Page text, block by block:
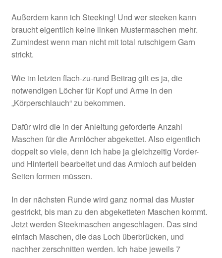
Außerdem kann ich Steeking! Und wer steeken kann
braucht eigentlich keine linken Mustermaschen mehr.
Zumindest wenn man nicht mit total rutschigem Garn
strickt.
Wie im letzten flach-zu-rund Beitrag gilt es ja, die
notwendigen Löcher für Kopf und Arme in den
„Körperschlauch“ zu bekommen.
Dafür wird die in der Anleitung geforderte Anzahl
Maschen für die Armlöcher abgekettet. Also eigentlich
doppelt so viele, denn ich habe ja gleichzeitig Vorder-
und Hinterteil bearbeitet und das Armloch auf beiden
Seiten formen müssen.
In der nächsten Runde wird ganz normal das Muster
gestrickt, bis man zu den abgeketteten Maschen kommt.
Jetzt werden Steekmaschen angeschlagen. Das sind
einfach Maschen, die das Loch überbrücken, und
nachher zerschnitten werden. Ich habe jeweils 7